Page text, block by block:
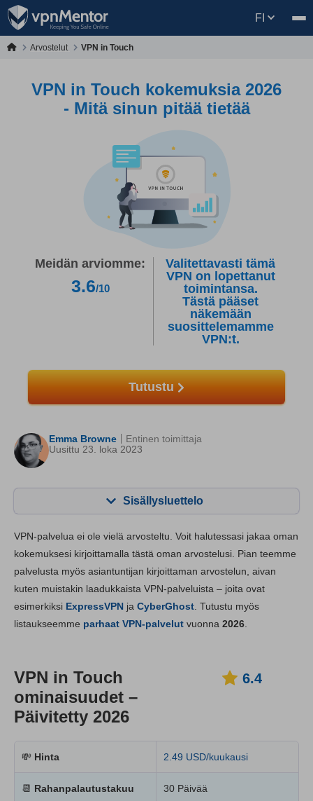
FI
Arvostelut VPN in Touch
VPN in Touch kokemuksia 2026
- Mitä sinun pitää tietää
Meidän arviomme:
3.6/10
Valitettavasti tämä
VPN on lopettanut
toimintansa.
Tästä pääset
näkemään
suosittelemamme
VPN:t.
Tutustu
Emma Browne
Uusittu 23. loka 2023
Entinen toimittaja
Sisällysluettelo
Perustoiminnot 6.4
Sovellukset ja asentaminen 6.5
Luotettavuus ja tukipalvelut 6.4
VPN-palvelua ei ole vielä arvosteltu. Voit halutessasi jakaa oman
kokemuksesi kirjoittamalla tästä oman arvostelusi. Pian teemme
palvelusta myös asiantuntijan kirjoittaman arvostelun, aivan
kuten muistakin laadukkaista VPN-palveluista – joita ovat
esimerkiksi ExpressVPN ja CyberGhost. Tutustu myös
listaukseemme parhaat VPN-palvelut vuonna 2026.
VPN in Touch
ominaisuudet –
Päivitetty 2026
6.4
💸 Hinta 2.49 USD/kuukausi
📆 Rahanpalautustakuu 30 Päivää